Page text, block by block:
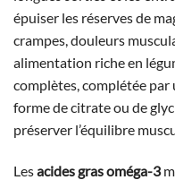
épuiser les réserves de
crampes, douleurs
alimentation riche en
complètes, complétée
forme de citrate ou de
préserver l’équilibre
Lesacides gras oméga-3